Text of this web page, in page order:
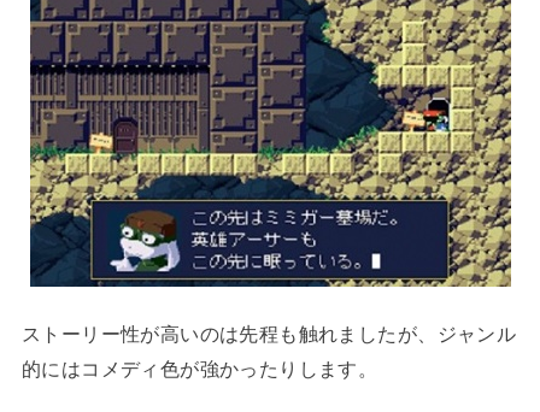
ストーリー性が高いのは先程も触れましたが、ジャンル
的にはコメディ色が強かったりします。